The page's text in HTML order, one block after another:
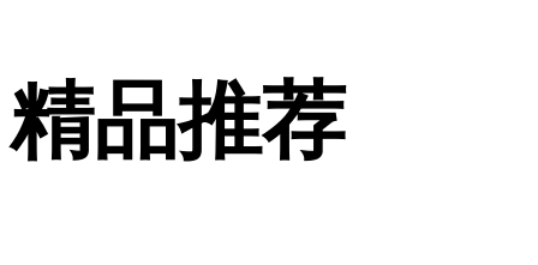
精品推荐